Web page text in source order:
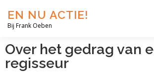
EN NU ACTIE!
Bij Frank Oeben
EN NU JIJ! EN NU WIJ! EN NU
Over het gedrag van
regisseur